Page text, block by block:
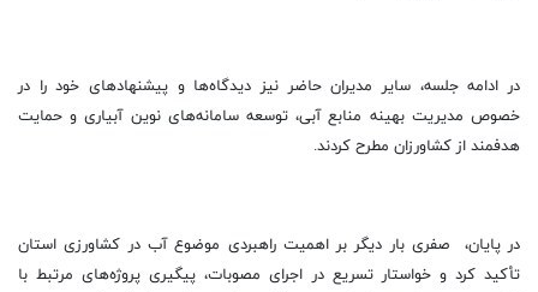
در ادامه جلسه، سایر مدیران حاضر نیز دیدگاه‌ها و پیشنهادهای خود را در
خصوص مدیریت بهینه منابع آبی، توسعه سامانه‌های نوین آبیاری و حمایت
هدفمند از کشاورزان مطرح کردند.
در پایان، صفری بار دیگر بر اهمیت راهبردی موضوع آب در کشاورزی استان
تأکید کرد و خواستار تسریع در اجرای مصوبات، پیگیری پروژه‌های مرتبط با